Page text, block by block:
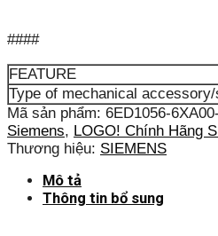
####
FEATURE
Type of mechanical
Mã sản phẩm: 6ED1056-
Siemens, LOGO! Chính Hãng
Thương hiệu: SIEMENS
Mô tả
Thông tin bổ sung